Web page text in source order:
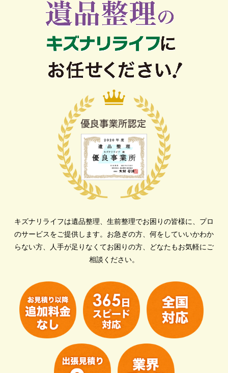
キズナリライフは遺品整理、生前整理でお困りの皆様に、プロ
のサービスをご提供します。 お急ぎの方、何をしていいかわか
らない方、人手が足りなくてお困りの方、どなたもお気軽にご
相談ください。